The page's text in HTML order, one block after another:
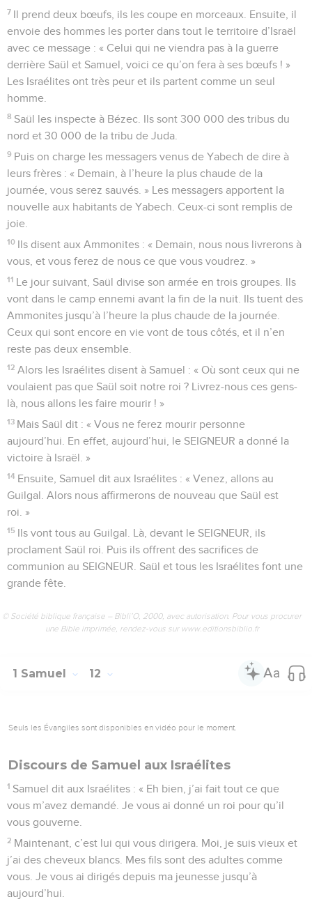
7 Il prend deux bœufs, ils les coupe en morceaux. Ensuite, il
envoie des hommes les porter dans tout le territoire d’Israël
avec ce message : « Celui qui ne viendra pas à la guerre
derrière Saül et Samuel, voici ce qu’on fera à ses bœufs ! »
Les Israélites ont très peur et ils partent comme un seul
homme.
8 Saül les inspecte à Bézec. Ils sont 300 000 des tribus du
nord et 30 000 de la tribu de Juda.
9 Puis on charge les messagers venus de Yabech de dire à
leurs frères : « Demain, à l’heure la plus chaude de la
journée, vous serez sauvés. » Les messagers apportent la
nouvelle aux habitants de Yabech. Ceux-ci sont remplis de
joie.
10 Ils disent aux Ammonites : « Demain, nous nous livrerons à
vous, et vous ferez de nous ce que vous voudrez. »
11 Le jour suivant, Saül divise son armée en trois groupes. Ils
vont dans le camp ennemi avant la fin de la nuit. Ils tuent des
Ammonites jusqu’à l’heure la plus chaude de la journée.
Ceux qui sont encore en vie vont de tous côtés, et il n’en
reste pas deux ensemble.
12 Alors les Israélites disent à Samuel : « Où sont ceux qui ne
voulaient pas que Saül soit notre roi ? Livrez-nous ces gens-
là, nous allons les faire mourir ! »
13 Mais Saül dit : « Vous ne ferez mourir personne
aujourd’hui. En effet, aujourd’hui, le SEIGNEUR a donné la
victoire à Israël. »
14 Ensuite, Samuel dit aux Israélites : « Venez, allons au
Guilgal. Alors nous affirmerons de nouveau que Saül est
roi. »
15 Ils vont tous au Guilgal. Là, devant le SEIGNEUR, ils
proclament Saül roi. Puis ils offrent des sacrifices de
communion au SEIGNEUR. Saül et tous les Israélites font une
grande fête.
© Société biblique française – Bibli’O, 2000, avec autorisation. Pour vous procurer
une Bible imprimée, rendez-vous sur www.editionsbiblio.fr
1 Samuel 12
Seuls les Évangiles sont disponibles en vidéo pour le moment.
Discours de Samuel aux Israélites
1 Samuel dit aux Israélites : « Eh bien, j’ai fait tout ce que
vous m’avez demandé. Je vous ai donné un roi pour qu’il
vous gouverne.
2 Maintenant, c’est lui qui vous dirigera. Moi, je suis vieux et
j’ai des cheveux blancs. Mes fils sont des adultes comme
vous. Je vous ai dirigés depuis ma jeunesse jusqu’à
aujourd’hui.